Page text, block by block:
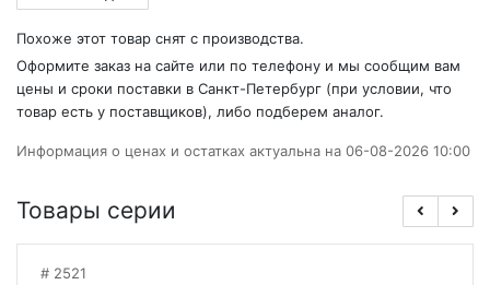
Похоже этот товар снят с производства.
Оформите заказ на сайте или по телефону и мы сообщим вам
цены и сроки поставки в Санкт-Петербург (при условии, что
товар есть у поставщиков), либо подберем аналог.
Информация о ценах и остатках актуальна на 06-08-2026 10:00
Товары серии
2521